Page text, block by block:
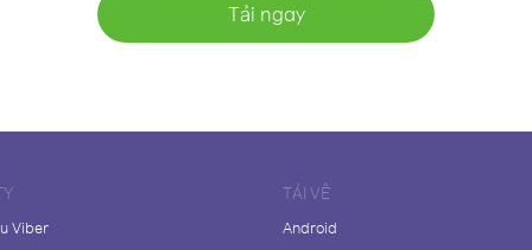
Tải ngay
Viber
TẢI VỀ
Android